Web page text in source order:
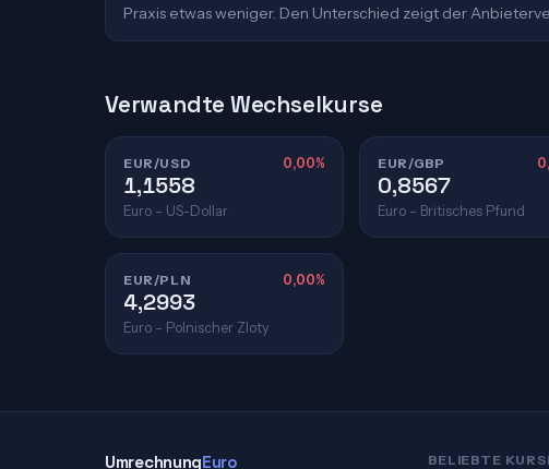
Praxis etwas weniger. Den Unterschied zeigt der
Verwandte Wechselkurse
EUR/USD 0,00%
1,1558
Euro – US-Dollar
EUR/GBP
0,8567
Euro – Britisches Pfund
EUR/PLN 0,00%
4,2993
Euro – Polnischer Zloty
UmrechnungEuro BELIEBTE